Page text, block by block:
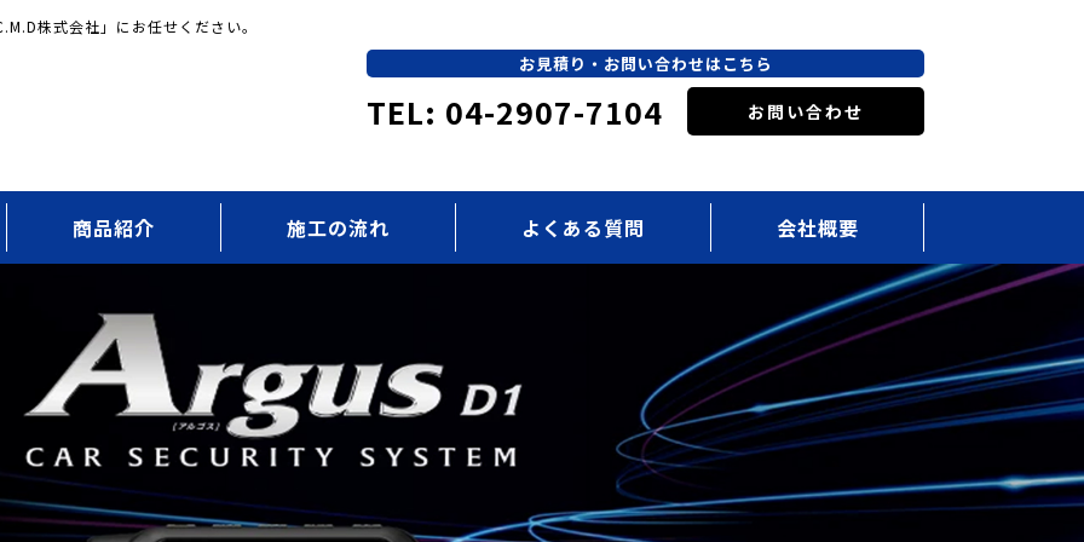
株式会社」にお任せください。
お見積り・お問い合わせはこちら
TEL: 04-2907-7104 お問い合わせ
商品紹介 施工の流れ よくある質問 会社概要